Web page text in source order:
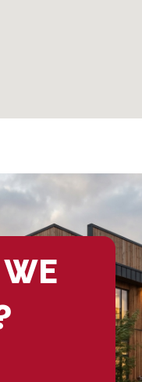
WE